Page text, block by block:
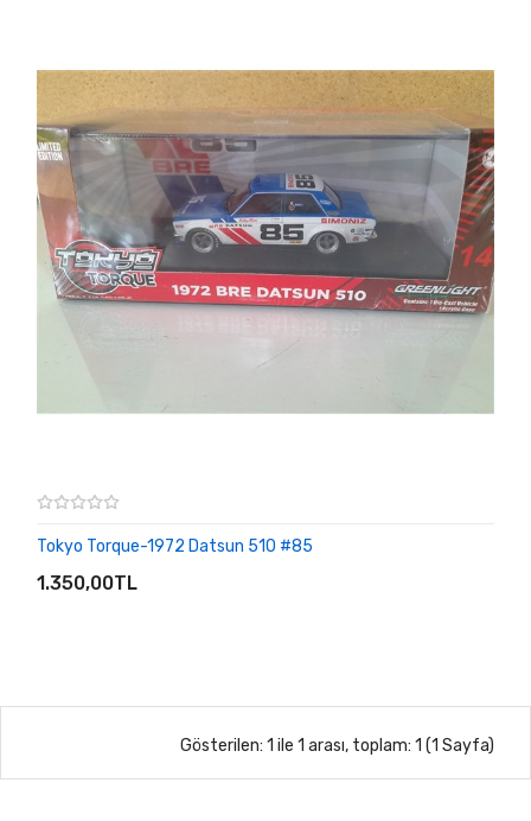
Tokyo Torque-1972 Datsun 510 #85
1.350,00TL
SEPETE EKLE
Gösterilen: 1 ile 1 arası, toplam: 1 (1 Sayfa)